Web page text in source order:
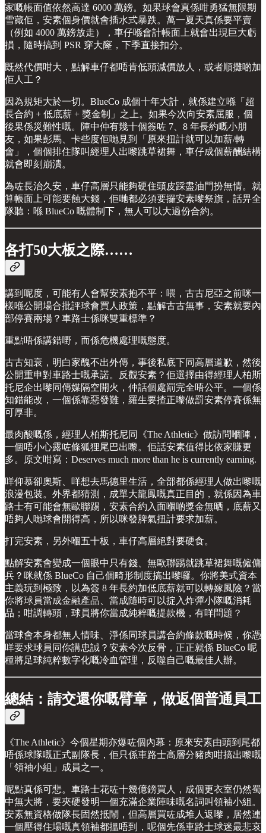
家嘅帳面值依然高達 6000 萬鎊。如果球會真係咁勇猛無限期
雪藏佢，安素個身價就會插水式暴跌。萬一夏天真係要平賣
（例如 4000 萬鎊放走），車仔喺會計帳面上就會出現巨大虧
損，隨時搞到 PSR 穿大窿，下季直接扣分。
既然代價咁大，點解車仔都唔肯低頭減價放人，或者順攤啲加
佢人工？
因為規矩大於一切。BlueCo 成個十年大計，就係建立喺「超
長合約 + 低底薪 + 獎金制」之上。如果今次向安素屈服，個
後果係災難性嘅。陣中仲有幾十個簽咗 7、8 年長約嘅小朋
友，如果彭馬、卡些度佢哋見到「原來扭計就可以加薪/轉
會」，個個排住隊叫經理人出嚟跳草裙舞，車仔成個薪酬結構
就會即刻崩潰。
為咗長治久安，車仔高層只能夠硬住頭皮踩盡油門扮無情。就
算帳面上可能要蝕大錢，佢哋都必須要攞安素嚟祭旗，話畀全
隊聽：喺 BlueCo 嘅體制下，無人可以大過份合約。
各打50大板之際……
講到呢度，可能有人會幫安素抱不平：喂，古古尼亞之前咪一
樣喺公開場合批評球會買人政策，點解古古無事，安素就要內
部停賽兩場？車路士係咪雙重標準？
重點唔係講錯嘢，而係危機處理嘅態度。
古古知衰，明白家醜不出外傳，事後私底下同高層道歉，然後
公開重申對車路士嘅承諾。反觀安素？佢選擇由得經理人柏斯
托尼企出嚟同傳媒隔空開火，仲話個處罰完全唔公平。一個係
知錯能改，一個係靠惡發難，羅生要揸正嚟做罰安素停賽係無
可厚非。
最肉酸嘅係，經理人柏斯托尼同《The Athletic》做訪問嗰陣，
一個唔小心露咗條狐狸尾巴出嚟。佢話安素值得比依家賺更
多。原文咁寫：Deserves much more than he is currently earning.
咩仰慕卻奧斯、咩想去馬德里生活，全部都係經理人做出嚟嘅
浪漫包裝。外界都猜測，成單大龍鳳嘅真正目的，就係因為車
路士有可能會無歐聯踢，安素合約入面嗰啲獎金無晒，底薪又
唔夠人哋球會開得高，所以咪發脾氣扭計要求加薪。
打完安素，另外嗰五十板，車仔高層絕對要硬食。
點解安素會變成一個眼中只有錢、無歐聯踢就跳草裙舞嘅僱傭
兵？咪就係 BlueCo 自己個畸形制度搞出嚟囉。你將美式資本
主義玩到極致，以為簽 8 年長約加低底薪就可以轉嫁風險？當
你將球員當成金融產品、當成隨時可以掟入炸彈小隊嘅消耗
品；咁調轉頭，球員將你當成純粹嘅提款機，有咩問題？
當球會本身都無人情味、淨係同球員講合約條款嘅時候，你憑
咩要求球員同你講忠誠？安素今次反骨，正正就係 BlueCo 呢
種將足球純粹數字化嘅冷血管理，反噬自己嘅最佳人辦。
總結：請交還你嘅臂章，做返個普通員工
《The Athletic》今個星期亦爆咗個內幕：原來安素由頭到尾都
唔係球隊嘅正式副隊長，佢只係車路士高層分豬肉咁搞出嚟嘅
「領袖小組」成員之一。
呢點真係可悲。車路士花咗十幾億鎊買人，成個更衣室仍然蜀
中無大將，要夾硬發明一個充滿企業陣味嘅名詞叫領袖小組。
安素無資格做隊長固然抵鬧，但高層買咗成堆人返嚟，居然連
一個壓得住場嘅真領袖都搵唔到，呢個先係車路士球迷最悲哀